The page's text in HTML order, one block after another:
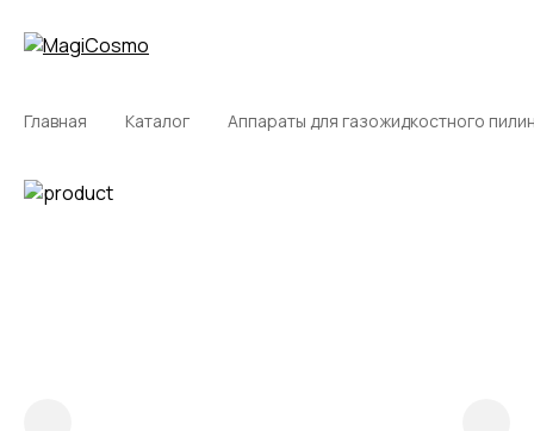
Главная Каталог Аппараты для газожидкостного